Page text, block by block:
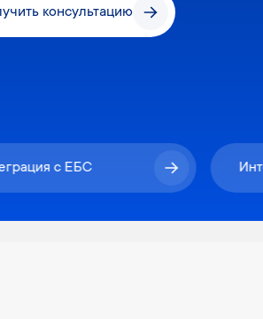
консультацию
с ЕБС